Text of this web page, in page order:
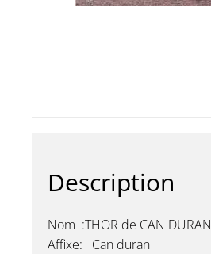
Description
Nom :THOR de CAN DURAN
Affixe: Can duran